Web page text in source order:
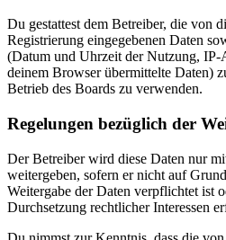
Du gestattest dem Betreiber, die von
Registrierung eingegebenen Daten
(Datum und Uhrzeit der Nutzung, IP-
deinem Browser übermittelte Daten)
Betrieb des Boards zu verwenden.
Regelungen bezüglich der
Der Betreiber wird diese Daten nur
weitergeben, sofern er nicht auf
Weitergabe der Daten verpflichtet ist
Durchsetzung rechtlicher Interessen